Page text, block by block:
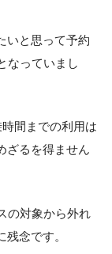
いと思って予約
なっていまし
間までの利用は
ざるを得ません
の対象から外れ
念です。